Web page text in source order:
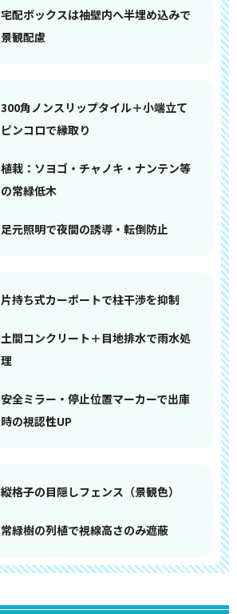
宅配ボックスは袖壁内へ半埋め込みで
景観配慮
300角ノンスリップタイル＋小端立て
ピンコロで縁取り
植栽：ソヨゴ・チャノキ・ナンテン等
の常緑低木
足元照明で夜間の誘導・転倒防止
片持ち式カーポートで柱干渉を抑制
土間コンクリート＋目地排水で雨水処
理
安全ミラー・停止位置マーカーで出庫
時の視認性UP
縦格子の目隠しフェンス（景観色）
常緑樹の列植で視線高さのみ遮蔽